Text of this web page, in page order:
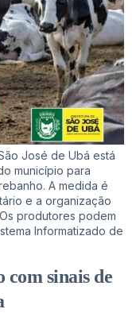
José de Ubá está
município para
A medida é
e a organização
produtores podem
Informatizado de
sinais de